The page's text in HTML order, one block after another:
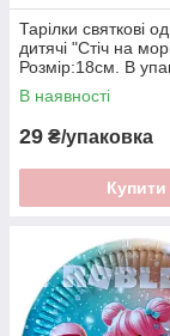
Тарілки святкові
дитячі "Стiч на
Розмір:18см. В
В наявності
29 ₴/упаковка
Купити